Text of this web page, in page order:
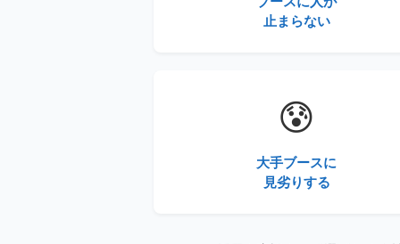
止まらない
😰
大手ブースに
見劣りする